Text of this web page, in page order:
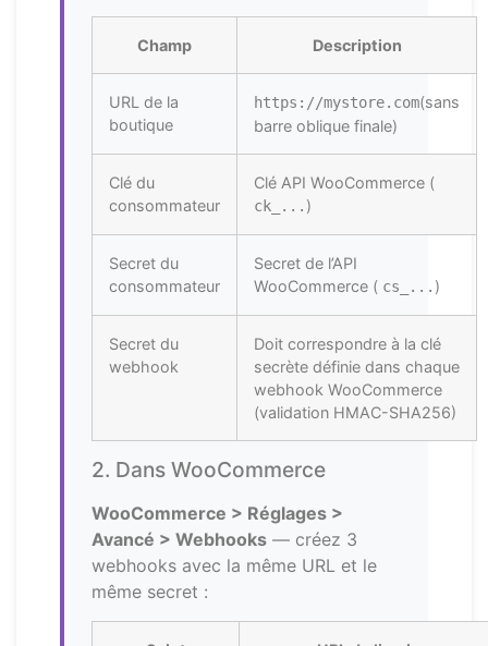
Champ Description
URL de la
boutique
https://mystore.com(sans
barre oblique finale)
Clé du
consommateur
Clé API WooCommerce (
ck_... )
Secret du
consommateur
Secret de l’API
WooCommerce ( cs_... )
Secret du
webhook
Doit correspondre à la clé
secrète définie dans chaque
webhook WooCommerce
(validation HMAC-SHA256)
2. Dans WooCommerce
WooCommerce > Réglages >
Avancé > Webhooks — créez 3
webhooks avec la même URL et le
même secret :